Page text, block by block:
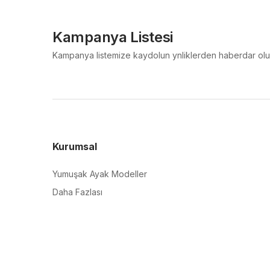
Kampanya Listesi
Kampanya listemize kaydolun ynliklerden haberdar
Kurumsal
Yumuşak Ayak Modeller
Daha Fazlası